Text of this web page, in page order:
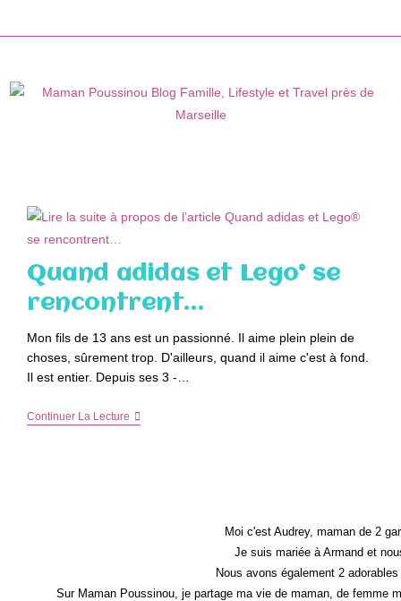
Quand adidas et Lego® se
rencontrent…
Mon fils de 13 ans est un passionné. Il aime plein plein de
choses, sûrement trop. D'ailleurs, quand il aime c'est à fond.
Il est entier. Depuis ses 3 -…
Continuer La LectureQuand
Moi c'est Audrey, maman de 2
Je suis mariée à Armand et
Nous avons également 2
Sur Maman Poussinou, je partage ma vie de maman, de femme